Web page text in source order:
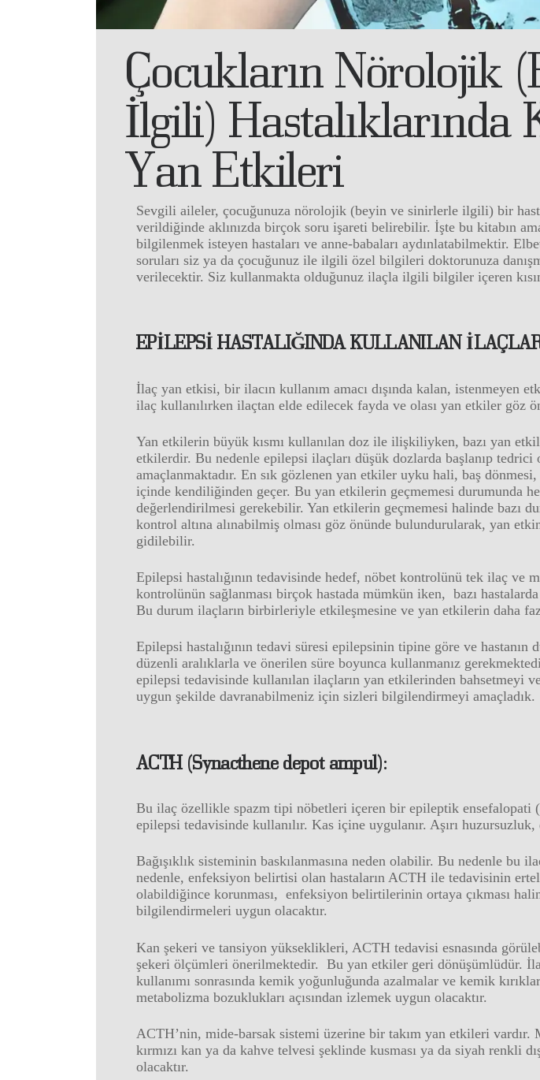
Çocukların Nörolojik
İlgili) Hastalıklarında
Yan Etkileri
Sevgili aileler, çocuğunuza nörolojik (beyin ve sinirlerle ilgili) bir
verildiğinde aklınızda birçok soru işareti belirebilir. İşte bu kitabın
bilgilenmek isteyen hastaları ve anne-babaları aydınlatabilmektir.
soruları siz ya da çocuğunuz ile ilgili özel bilgileri doktorunuza
verilecektir. Siz kullanmakta olduğunuz ilaçla ilgili bilgiler içeren
EPİLEPSİ HASTALIĞINDA KULLANILAN
İlaç yan etkisi, bir ilacın kullanım amacı dışında kalan,
ilaç kullanılırken ilaçtan elde edilecek fayda ve olası yan etkiler göz
Yan etkilerin büyük kısmı kullanılan doz ile ilişkiliyken, bazı yan
etkilerdir. Bu nedenle epilepsi ilaçları düşük dozlarda başlanıp
amaçlanmaktadır. En sık gözlenen yan etkiler uyku hali, baş
içinde kendiliğinden geçer. Bu yan etkilerin geçmemesi durumunda
değerlendirilmesi gerekebilir. Yan etkilerin geçmemesi halinde bazı
kontrol altına alınabilmiş olması göz önünde bulundurularak, yan
gidilebilir.
Epilepsi hastalığının tedavisinde hedef, nöbet kontrolünü tek ilaç ve
kontrolünün sağlanması birçok hastada mümkün iken, bazı
Bu durum ilaçların birbirleriyle etkileşmesine ve yan etkilerin daha
Epilepsi hastalığının tedavi süresi epilepsinin tipine göre ve
düzenli aralıklarla ve önerilen süre boyunca kullanmanız
epilepsi tedavisinde kullanılan ilaçların yan etkilerinden bahsetmeyi
uygun şekilde davranabilmeniz için sizleri bilgilendirmeyi amaçladık.
ACTH (Synacthene depot ampul):
Bu ilaç özellikle spazm tipi nöbetleri içeren bir epileptik ensefalopati
epilepsi tedavisinde kullanılır. Kas içine uygulanır. Aşırı
Bağışıklık sisteminin baskılanmasına neden olabilir. Bu nedenle
nedenle, enfeksiyon belirtisi olan hastaların ACTH ile tedavisinin
olabildiğince korunması, enfeksiyon belirtilerinin ortaya çıkması
bilgilendirmeleri uygun olacaktır.
Kan şekeri ve tansiyon yükseklikleri, ACTH tedavisi esnasında
şekeri ölçümleri önerilmektedir. Bu yan etkiler geri dönüşümlüdür.
kullanımı sonrasında kemik yoğunluğunda azalmalar ve kemik
metabolizma bozuklukları açısından izlemek uygun olacaktır.
ACTH’nin, mide-barsak sistemi üzerine bir takım yan etkileri
kırmızı kan ya da kahve telvesi şeklinde kusması ya da siyah renkli
olacaktır.